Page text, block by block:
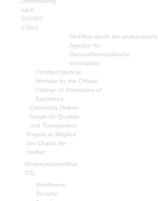
nach
ISO/IEC
27001
Zertifikat durch die andalusische
Agentur für
Gesundheitspolitische
Information
Certified Medical
Website by the Official
College of Physicians of
Barcelona
Confianza Online-
Siegel für Qualität
und Transparenz
Projekt ist Mitglied
der Charta der
Vielfalt
Sicherheitszertifikat
SSL
Wordfence
Security